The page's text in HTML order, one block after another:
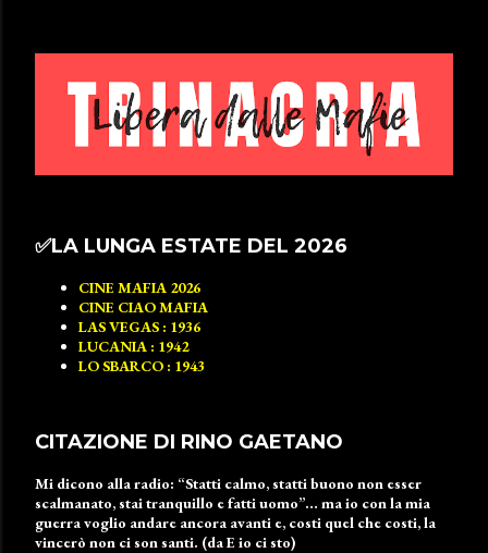
✅️LA LUNGA ESTATE DEL 2026
CINE MAFIA 2026
CINE CIAO MAFIA
LAS VEGAS : 1936
LUCANIA : 1942
LO SBARCO : 1943
CITAZIONE DI RINO GAETANO
Mi dicono alla radio: “Statti calmo, statti buono non esser
scalmanato, stai tranquillo e fatti uomo”… ma io con la mia
guerra voglio andare ancora avanti e, costi quel che costi, la
vincerò non ci son santi. (da E io ci sto)